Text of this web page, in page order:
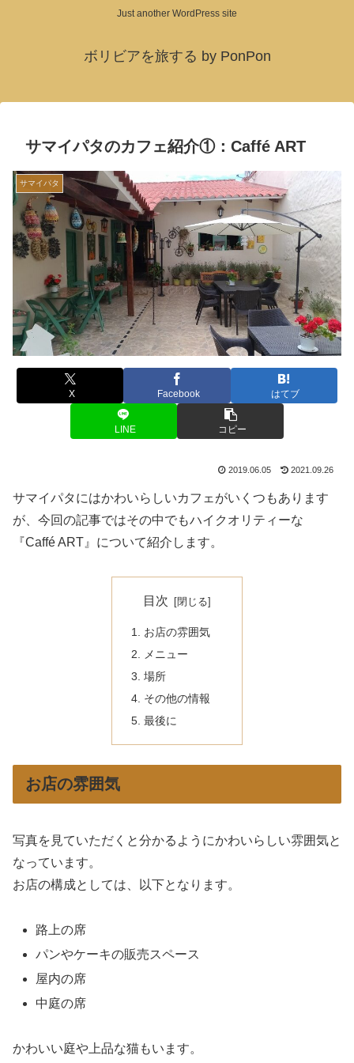
Just another WordPress site
ボリビアを旅する by PonPon
サマイパタのカフェ紹介①：Caffé ART
サマイパタ
X Facebook はてブ
LINE コピー
2019.06.05 2021.09.26
サマイパタにはかわいらしいカフェがいくつもあります
が、今回の記事ではその中でもハイクオリティーな
『Caffé ART』について紹介します。
目次
お店の雰囲気
メニュー
場所
その他の情報
最後に
お店の雰囲気
写真を見ていただくと分かるようにかわいらしい雰囲気と
なっています。
お店の構成としては、以下となります。
路上の席
パンやケーキの販売スペース
屋内の席
中庭の席
かわいい庭や上品な猫もいます。